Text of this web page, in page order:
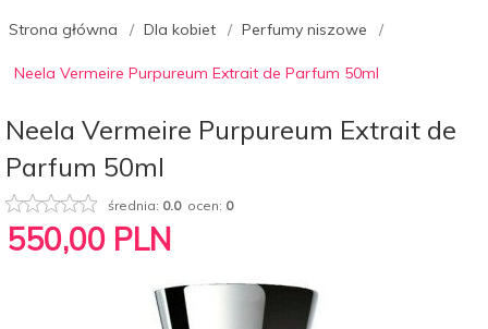
Strona główna Dla kobiet Perfumy niszowe
Neela Vermeire Purpureum Extrait de Parfum 50ml
Neela Vermeire Purpureum Extrait de
Parfum 50ml
średnia: 0.0ocen: 0
550,00 PLN